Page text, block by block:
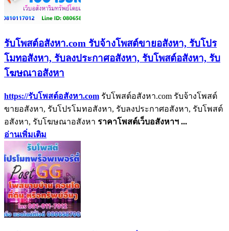
รับโพสต์อสังหา.com รับจ้างโพสต์ขายอสังหา, รับโปร
โมทอสังหา, รับลงประกาศอสังหา, รับโพสต์อสังหา, รับ
โฆษณาอสังหา
https://รับโพสต์อสังหา.com รับโพสต์อสังหา.com รับจ้างโพสต์
ขายอสังหา, รับโปรโมทอสังหา, รับลงประกาศอสังหา, รับโพสต์
อสังหา, รับโฆษณาอสังหา ราคาโพสต์เว็บอสังหาฯ ...
อ่านเพิ่มเติม